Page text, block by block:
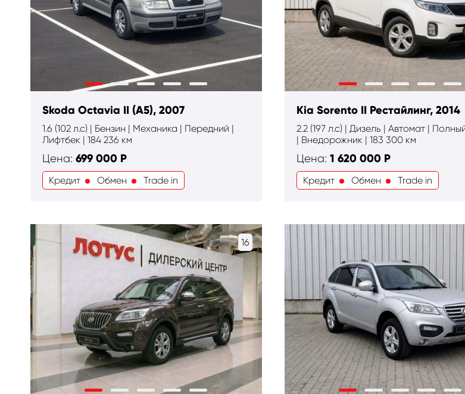
Skoda Octavia II (A5), 2007
1.6 (102 л.с) | Бензин | Механика | Передний |
Лифтбек | 184 236 км
Цена: 699 000 Р
Кредит Обмен Trade in
Kia Sorento II Рестайлинг, 2014
2.2 (197 л.с) | Дизель | Автомат |
| Внедорожник | 183 300 км
Цена: 1 620 000 Р
Кредит Обмен Trade in
16